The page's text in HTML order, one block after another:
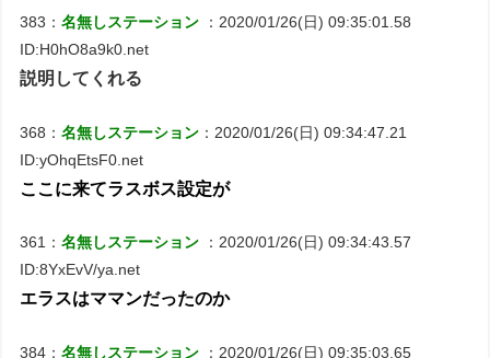
383：名無しステーション
：2020/01/26(日) 09:35:01.58
ID:H0hO8a9k0.net
説明してくれる
368：名無しステーション ：2020/01/26(日) 09:34:47.21
ID:yOhqEtsF0.net
ここに来てラスボス設定が
361：名無しステーション
：2020/01/26(日) 09:34:43.57
ID:8YxEvV/ya.net
エラスはママンだったのか
384：名無しステーション
：2020/01/26(日) 09:35:03.65